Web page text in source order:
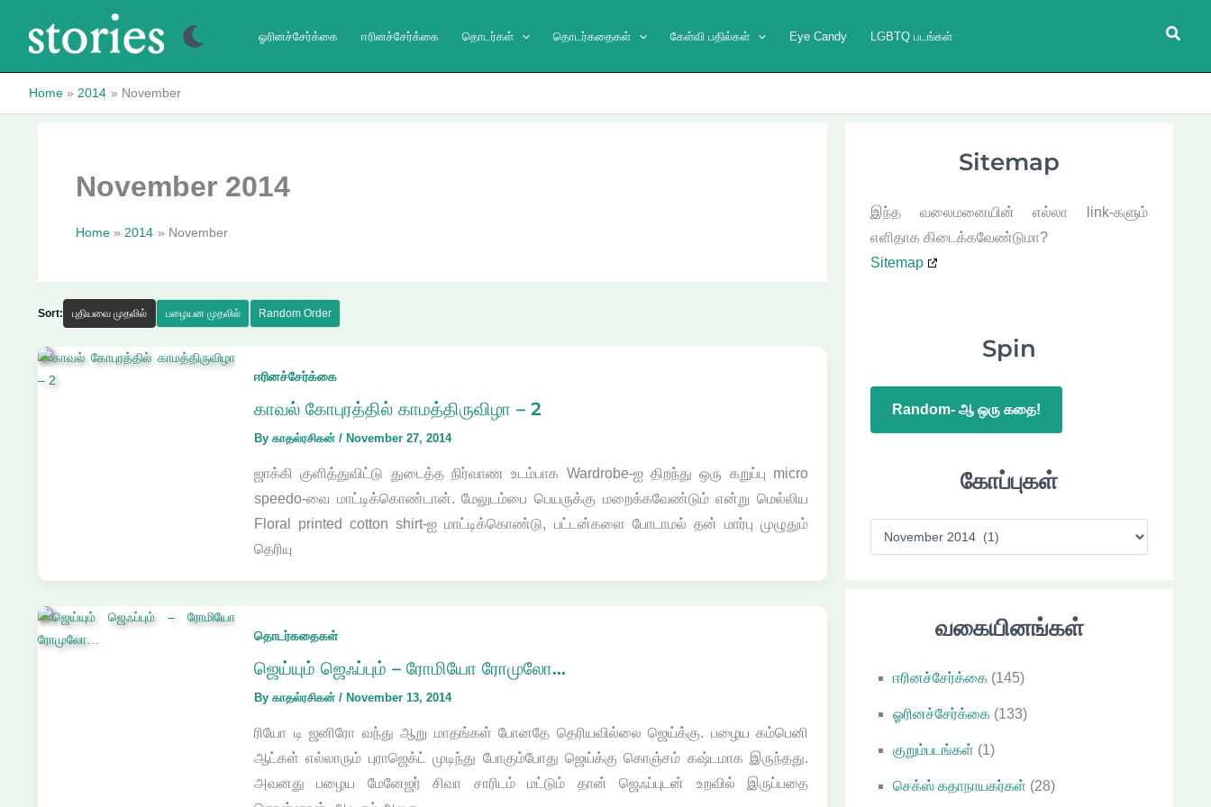
content
ஓரினச்சேர்க்கை ஈரினச்சேர்க்கை தொடர்கள் தொடர்கதைகள் கேள்வி பதில்கள் Eye Candy LGBTQ படங்கள்
Home 2014 November
November 2014
Home 2014 November
Sort: புதியவை முதலில் பழையன முதலில் Random Order
ஈரினச்சேர்க்கை
காவல் கோபுரத்தில் காமத்திருவிழா – 2
By காதல்ரசிகன் / November 27, 2014
ஜாக்கி குளித்துவிட்டு துடைத்த நிர்வாண உடம்பாக Wardrobe-ஐ திறந்து ஒரு கறுப்பு micro
speedo-வை மாட்டிக்கொண்டான். மேலுடம்பை பெயருக்கு மறைக்கவேண்டும் என்று மெல்லிய
Floral printed cotton shirt-ஐ மாட்டிக்கொண்டு, பட்டன்களை போடாமல் தன் மார்பு முழுதும்
தெரியு
தொடர்கதைகள்
ஜெய்யும் ஜெஃப்பும் – ரோமியோ ரோமுலோ…
By காதல்ரசிகன் / November 13, 2014
ரியோ டி ஜனிரோ வந்து ஆறு மாதங்கள் போனதே தெரியவில்லை ஜெய்க்கு. பழைய கம்பெனி
ஆட்கள் எல்லாரும் புராஜெக்ட் முடிந்து போகும்போது ஜெய்க்கு கொஞ்சம் கஷ்டமாக இருந்தது.
அவனது பழைய மேனேஜர் சிவா சாரிடம் மட்டும் தான் ஜெஃப்புடன் உறவில் இருப்பதை
Sitemap
இந்த வலைமனையின் எல்லா link-களும்
எளிதாக கிடைக்கவேண்டுமா?
Sitemap
Spin
Random- ஆ ஒரு கதை!
கோப்புகள்
கோ
ப்
வகையினங்கள்
ஈரினச்சேர்க்கை (145)
ஓரினச்சேர்க்கை (133)
குறும்படங்கள் (1)
செக்ஸ் கதாநாயகர்கள் (28)